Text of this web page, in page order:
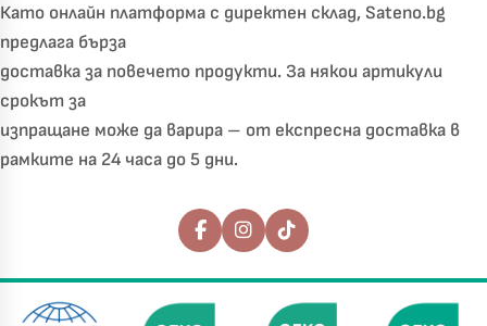
Като онлайн платформа с директен склад, Sateno.bg
предлага бърза
доставка за повечето продукти. За някои артикули
срокът за
изпращане може да варира – от експресна доставка в
рамките на 24 часа до 5 дни.
Последвайте ни